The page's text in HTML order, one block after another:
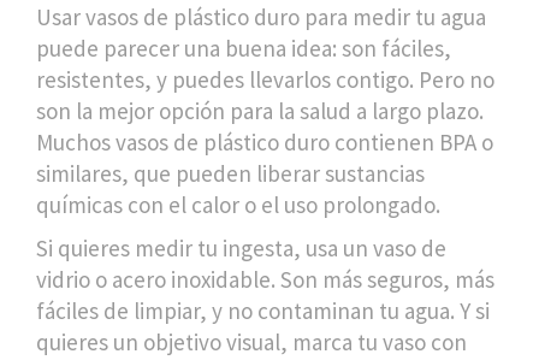
Usar vasos de plástico duro para medir tu agua
puede parecer una buena idea: son fáciles,
resistentes, y puedes llevarlos contigo. Pero no
son la mejor opción para la salud a largo plazo.
Muchos vasos de plástico duro contienen BPA o
similares, que pueden liberar sustancias
químicas con el calor o el uso prolongado.
Si quieres medir tu ingesta, usa un vaso de
vidrio o acero inoxidable. Son más seguros, más
fáciles de limpiar, y no contaminan tu agua. Y si
quieres un objetivo visual, marca tu vaso con